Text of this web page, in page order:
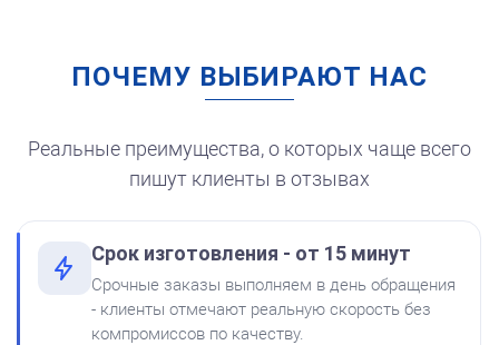
от 550
Печать ИП № Р56
Заказать
Штемпельная подушка
для автоматической
250
Краска на водной основе
Shiny S-62 КРАСНАЯ 28ml
ПОЧЕМУ ВЫБИРАЮТ НАС
Реальные преимущества, о которых чаще всего
пишут клиенты в отзывах
Срок изготовления - от 15 минут
Срочные заказы выполняем в день обращения
- клиенты отмечают реальную скорость без
компромиссов по качеству.